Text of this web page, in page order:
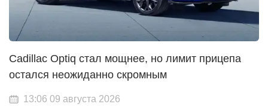
Cadillac Optiq стал мощнее, но лимит прицепа
остался неожиданно скромным
13:06 09 августа 2026